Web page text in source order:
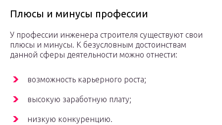
Плюсы и минусы профессии
У профессии инженера строителя существуют свои
плюсы и минусы. К безусловным достоинствам
данной сферы деятельности можно отнести:
возможность карьерного роста;
высокую заработную плату;
низкую конкуренцию.